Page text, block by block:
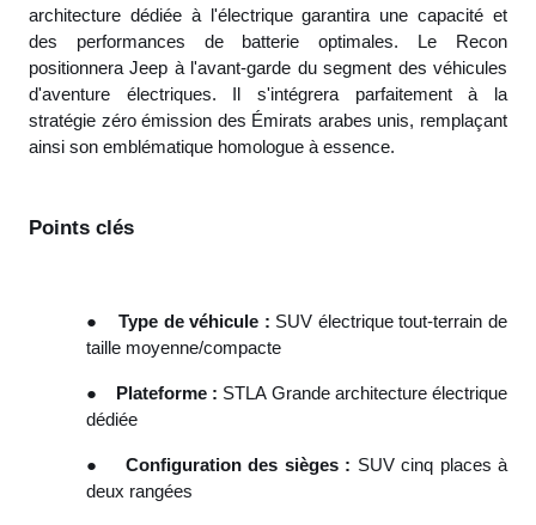
architecture dédiée à l'électrique garantira une capacité et
des performances de batterie optimales. Le Recon
positionnera Jeep à l'avant-garde du segment des véhicules
d'aventure électriques. Il s'intégrera parfaitement à la
stratégie zéro émission des Émirats arabes unis, remplaçant
ainsi son emblématique homologue à essence.
Points clés
● Type de véhicule : SUV électrique tout-terrain de
taille moyenne/compacte
● Plateforme : STLA Grande architecture électrique
dédiée
● Configuration des sièges : SUV cinq places à
deux rangées